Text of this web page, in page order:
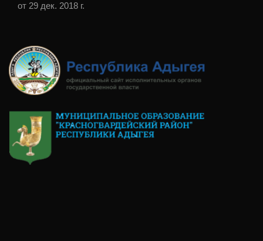
от 29 дек. 2018 г.